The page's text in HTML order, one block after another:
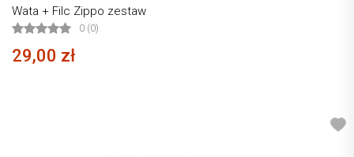
Wata + Filc Zippo zestaw
0 (0)
29,00 zł